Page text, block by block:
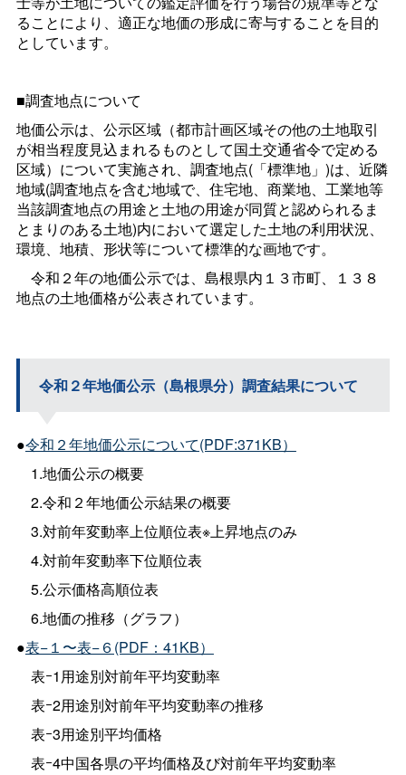
ることにより、適正な地価の形成に寄与することを目的
としています。
■調査地点について
地価公示は、公示区域（都市計画区域その他の土地取引
が相当程度見込まれるものとして国土交通省令で定める
区域）について実施され、調査地点(「標準地」)は、近隣
地域(調査地点を含む地域で、住宅地、商業地、工業地等
当該調査地点の用途と土地の用途が同質と認められるま
とまりのある土地)内において選定した土地の利用状況、
環境、地積、形状等について標準的な画地です。
令和２年の地価公示では、島根県内１３市町、１３８
地点の土地価格が公表されています。
令和２年地価公示（島根県分）調査結果について
●令和２年地価公示について(PDF:371KB）
1.地価公示の概要
2.令和２年地価公示結果の概要
3.対前年変動率上位順位表※上昇地点のみ
4.対前年変動率下位順位表
5.公示価格高順位表
6.地価の推移（グラフ）
●表−１〜表−６(PDF：41KB）
表ｰ1用途別対前年平均変動率
表ｰ2用途別対前年平均変動率の推移
表ｰ3用途別平均価格
表ｰ4中国各県の平均価格及び対前年平均変動率